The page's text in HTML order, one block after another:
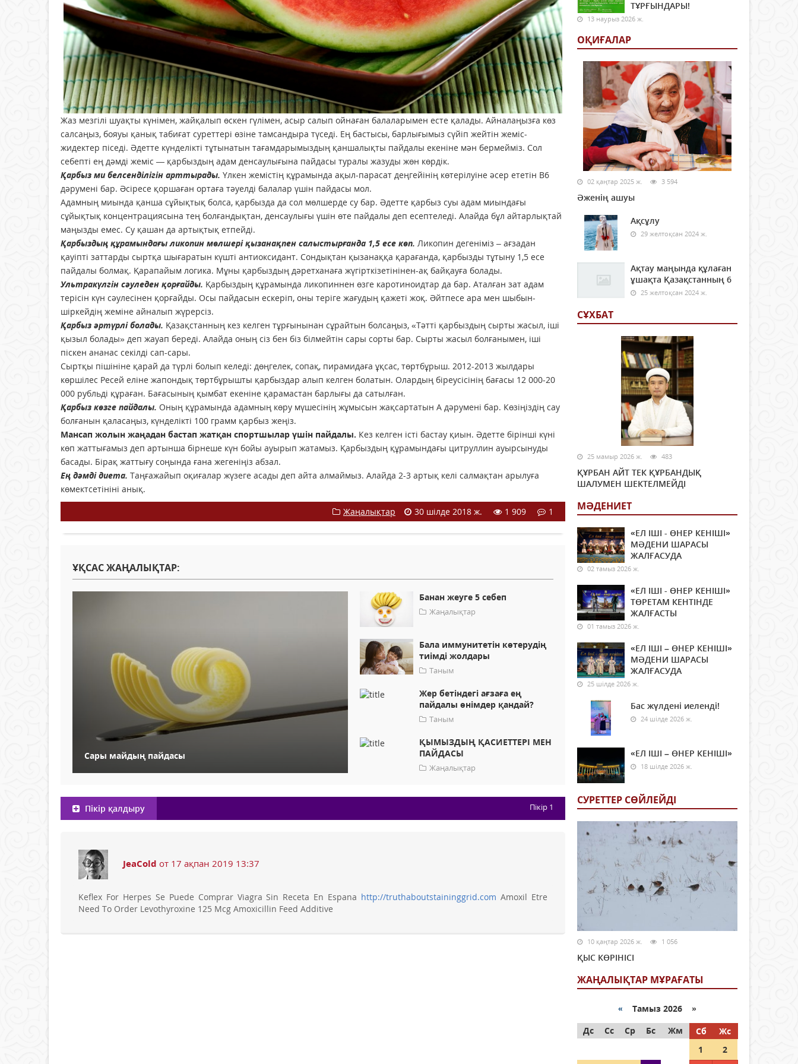
Жаз мезгілі шуақты күнімен, жайқалып өскен гүлімен, асыр салып ойнаған балаларымен есте қалады. Айналаңызға көз
салсаңыз, бояуы қанық табиғат суреттері өзіне тамсандыра түседі. Ең бастысы, барлығымыз сүйіп жейтін жеміс-
жидектер піседі. Әдетте күнделікті тұтынатын тағамдарымыздың қаншалықты пайдалы екеніне мән бермейміз. Сол
себепті ең дәмді жеміс — қарбыздың адам денсаулығына пайдасы туралы жазуды жөн көрдік.
Қарбыз ми белсенділігін арттырады. Үлкен жемістің құрамында ақыл-парасат деңгейінің көтерілуіне әсер ететін В6
дәрумені бар. Әсіресе қоршаған ортаға тәуелді балалар үшін пайдасы мол.
Адамның миында қанша сұйықтық болса, қарбызда да сол мөлшерде су бар. Әдетте қарбыз суы адам миындағы
сұйықтық концентрациясына тең болғандықтан, денсаулығы үшін өте пайдалы деп есептеледі. Алайда бұл айтарлықтай
маңызды емес. Су қашан да артықтық етпейді.
Қарбыздың құрамындағы ликопин мөлшері қызанақпен салыстырғанда 1,5 есе көп. Ликопин дегеніміз – ағзадан
қауіпті заттарды сыртқа шығаратын күшті антиоксидант. Сондықтан қызанаққа қарағанда, қарбызды тұтыну 1,5 есе
пайдалы болмақ. Қарапайым логика. Мұны қарбыздың дәретханаға жүгірткізетінінен-ақ байқауға болады.
Ультракүлгін сәуледен қорғайды. Қарбыздың құрамында ликопиннен өзге каротиноидтар да бар. Аталған зат адам
терісін күн сәулесінен қорғайды. Осы пайдасын ескеріп, оны теріге жағудың қажеті жоқ. Әйтпесе ара мен шыбын-
шіркейдің жеміне айналып жүрерсіз.
Қарбыз әртүрлі болады. Қазақстанның кез келген тұрғынынан сұрайтын болсаңыз, «Тәтті қарбыздың сырты жасыл, іші
қызыл болады» деп жауап береді. Алайда оның сіз бен біз білмейтін сары сорты бар. Сырты жасыл болғанымен, іші
піскен ананас секілді сап-сары.
Сыртқы пішініне қарай да түрлі болып келеді: дөңгелек, сопақ, пирамидаға ұқсас, төртбұрыш. 2012-2013 жылдары
көршілес Ресей еліне жапондық төртбұрышты қарбыздар алып келген болатын. Олардың біреусісінің бағасы 12 000-20
000 рубльді құраған. Бағасының қымбат екеніне қарамастан барлығы да сатылған.
Қарбыз көзге пайдалы. Оның құрамында адамның көру мүшесінің жұмысын жақсартатын А дәрумені бар. Көзіңіздің сау
болғанын қаласаңыз, күнделікті 100 грамм қарбыз жеңіз.
Мансап жолын жаңадан бастап жатқан спортшылар үшін пайдалы. Кез келген істі бастау қиын. Әдетте бірінші күні
көп жаттығамыз деп артынша бірнеше күн бойы ауырып жатамыз. Қарбыздың құрамындағы цитруллин ауырсынуды
басады. Бірақ жаттығу соңында ғана жегеніңіз абзал.
Ең дәмді диета. Таңғажайып оқиғалар жүзеге асады деп айта алмаймыз. Алайда 2-3 артық келі салмақтан арылуға
көмектсетініні анық.
Жаңалықтар
30 шілде 2018 ж. 1 909 1
ҰҚСАС ЖАҢАЛЫҚТАР:
Сары майдың пайдасы
Банан жеуге 5 себеп
Жаңалықтар
Бала иммунитетін көтерудің
тиімді жолдары
Таным
Жер бетіндегі ағзаға ең
пайдалы өнімдер қандай?
Таным
ҚЫМЫЗДЫҢ ҚАСИЕТТЕРІ МЕН
ПАЙДАСЫ
Жаңалықтар
Пікір қалдыру Пікір 1
JeaCold от 17 ақпан 2019 13:37
Keflex For Herpes Se Puede Comprar Viagra Sin Receta En Espana http://truthaboutstaininggrid.com Amoxil Etre
Need To Order Levothyroxine 125 Mcg Amoxicillin Feed Additive
ТҰРҒЫНДАРЫ!
13 наурыз 2026 ж.
ОҚИҒАЛАР
02 қаңтар 2025 ж. 3 594
Әженің ашуы
Ақсұлу
29 желтоқсан 2024 ж.
Ақтау маңында құлаған
ұшақта Қазақстанның 6
25 желтоқсан 2024 ж.
СҰХБАТ
25 мамыр 2026 ж. 483
ҚҰРБАН АЙТ ТЕК ҚҰРБАНДЫҚ
ШАЛУМЕН ШЕКТЕЛМЕЙДІ
МӘДЕНИЕТ
«ЕЛ ІШІ - ӨНЕР КЕНІШІ»
МӘДЕНИ ШАРАСЫ
ЖАЛҒАСУДА
02 тамыз 2026 ж.
«ЕЛ ІШІ - ӨНЕР КЕНІШІ»
ТӨРЕТАМ КЕНТІНДЕ
ЖАЛҒАСТЫ
01 тамыз 2026 ж.
«ЕЛ ІШІ – ӨНЕР КЕНІШІ»
МӘДЕНИ ШАРАСЫ
ЖАЛҒАСУДА
25 шілде 2026 ж.
Бас жүлдені иеленді!
24 шілде 2026 ж.
«ЕЛ ІШІ – ӨНЕР КЕНІШІ»
18 шілде 2026 ж.
СУРЕТТЕР СӨЙЛЕЙДI
10 қаңтар 2026 ж. 1 056
ҚЫС КӨРІНІСІ
ЖАҢАЛЫҚТАР МҰРАҒАТЫ
« Тамыз 2026 »
Дс
Сс Ср Бс Жм Сб
Жс
1
2